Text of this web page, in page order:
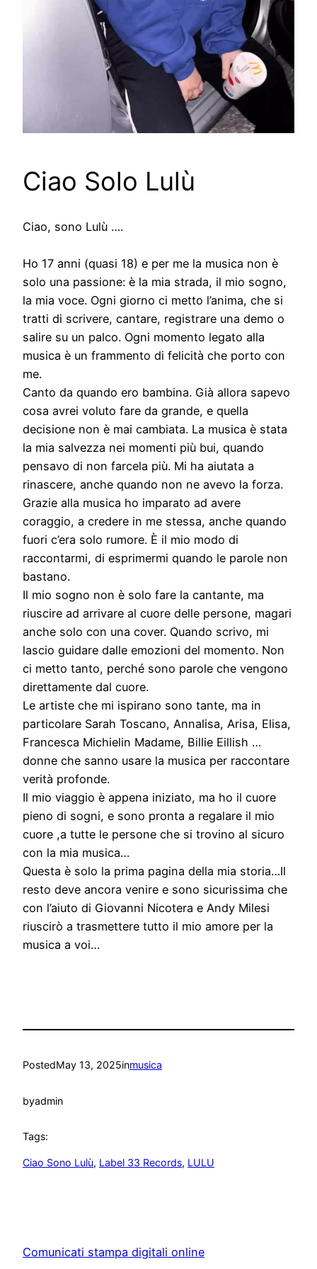
Ciao Solo Lulù
Ciao, sono Lulù ….
Ho 17 anni (quasi 18) e per me la musica non è
solo una passione: è la mia strada, il mio sogno,
la mia voce. Ogni giorno ci metto l’anima, che si
tratti di scrivere, cantare, registrare una demo o
salire su un palco. Ogni momento legato alla
musica è un frammento di felicità che porto con
me.
Canto da quando ero bambina. Già allora sapevo
cosa avrei voluto fare da grande, e quella
decisione non è mai cambiata. La musica è stata
la mia salvezza nei momenti più bui, quando
pensavo di non farcela più. Mi ha aiutata a
rinascere, anche quando non ne avevo la forza.
Grazie alla musica ho imparato ad avere
coraggio, a credere in me stessa, anche quando
fuori c’era solo rumore. È il mio modo di
raccontarmi, di esprimermi quando le parole non
bastano.
Il mio sogno non è solo fare la cantante, ma
riuscire ad arrivare al cuore delle persone, magari
anche solo con una cover. Quando scrivo, mi
lascio guidare dalle emozioni del momento. Non
ci metto tanto, perché sono parole che vengono
direttamente dal cuore.
Le artiste che mi ispirano sono tante, ma in
particolare Sarah Toscano, Annalisa, Arisa, Elisa,
Francesca Michielin Madame, Billie Eillish …
donne che sanno usare la musica per raccontare
verità profonde.
Il mio viaggio è appena iniziato, ma ho il cuore
pieno di sogni, e sono pronta a regalare il mio
cuore ,a tutte le persone che si trovino al sicuro
con la mia musica…
Questa è solo la prima pagina della mia storia…Il
resto deve ancora venire e sono sicurissima che
con l’aiuto di Giovanni Nicotera e Andy Milesi
riuscirò a trasmettere tutto il mio amore per la
musica a voi…
PostedMay 13, 2025inmusica
byadmin
Tags:
Ciao Sono Lulù, Label 33 Records, LULU
Comunicati stampa digitali online